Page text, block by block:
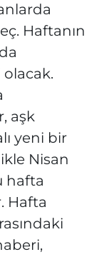
Haftanın
aşk
yeni bir
Nisan
hafta
Hafta